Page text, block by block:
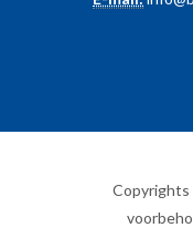
Copyrights